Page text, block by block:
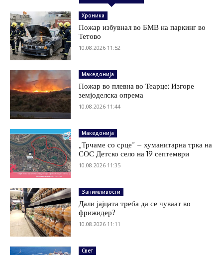
Хроника
Пожар избувнал во БМВ на паркинг во
Тетово
10.08.2026 11:52
Македонија
Пожар во плевна во Теарце: Изгоре
земјоделска опрема
10.08.2026 11:44
Македонија
„Трчаме со срце“ – хуманитарна трка на
СОС Детско село на 19 септември
10.08.2026 11:35
Занимливости
Дали јајцата треба да се чуваат во
фрижидер?
10.08.2026 11:11
Свет